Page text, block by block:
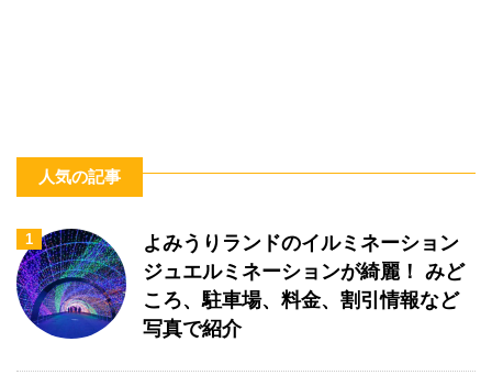
人気の記事
1
よみうりランドのイルミネーション
ジュエルミネーションが綺麗！ みど
ころ、駐車場、料金、割引情報など
写真で紹介